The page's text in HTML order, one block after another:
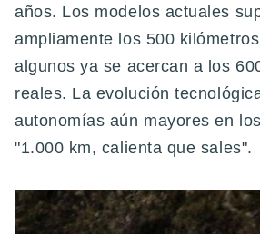
años. Los modelos actuales
ampliamente los 500
algunos ya se acercan a los
reales. La evolución
autonomías aún mayores en
"1.000 km, calienta que sales".